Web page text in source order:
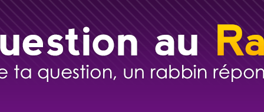
30 personnes viennent de faire un don pour Sauvez la jambe de Yohan
Il reste 49 places pour étudier en groupe sur Zoom
3 personnes viennent de nous rejoindre sur WhatsApp
2 personnes viennent de nous rejoindre sur WhatsApp
2 nouvelles musiques dans Torah-Box Music